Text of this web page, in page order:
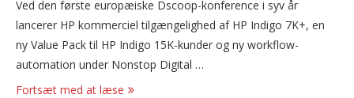
Ved den første europæiske Dscoop-konference i syv år
lancerer HP kommerciel tilgængelighed af HP Indigo 7K+, en
ny Value Pack til HP Indigo 15K-kunder og ny workflow-
automation under Nonstop Digital …
Fortsæt med at læse